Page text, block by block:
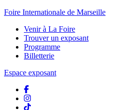
Foire Internationale de Marseille
Venir à La Foire
Trouver un exposant
Programme
Billetterie
Espace exposant